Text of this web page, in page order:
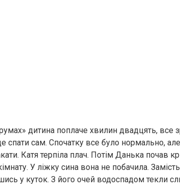
дитина поплаче хвилин двадцять, все
спати сам. Спочатку все було нормально,
Катя терпіла плач. Потім Данька почав
У ліжку сина вона не побачила.
у куток. З його очей водоспадом текли